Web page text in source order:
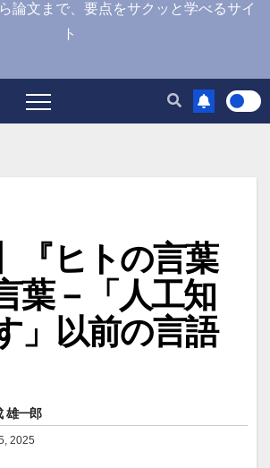
論文まで、要点をサクッと学べるサイ
ト
『ヒトの言葉
葉－「人工知
」以前の言語
雄一郎
2025